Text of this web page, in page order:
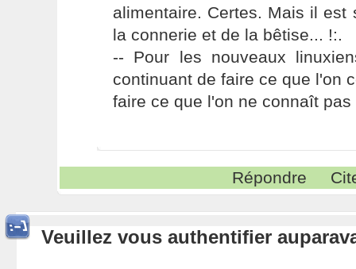
alimentaire. Certes. Mais il est
la connerie et de la bêtise... !:.
-- Pour les nouveaux
continuant de faire ce que l'on
faire ce que l'on ne connaît pas
Répondre
Veuillez vous authentifier